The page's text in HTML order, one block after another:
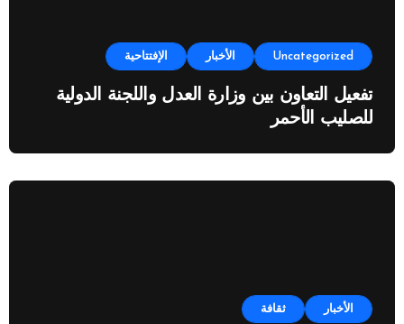
Uncategorized الأخبار الإفتتاحية
تفعيل التعاون بين وزارة العدل واللجنة الدولية
للصليب الأحمر
الأخبار ثقافة